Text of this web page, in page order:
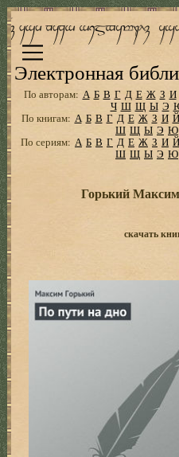
Электронная
По авторам: А Б В Г Д Е Ж З И
Ч Ш Щ Ы Э
По книгам: А Б В Г Д Е Ж З И Й
Ш Щ Ы Э Ю
По сериям: А Б В Г Д Е Ж З И Й
Ш Щ Ы Э Ю
Горький
скачать